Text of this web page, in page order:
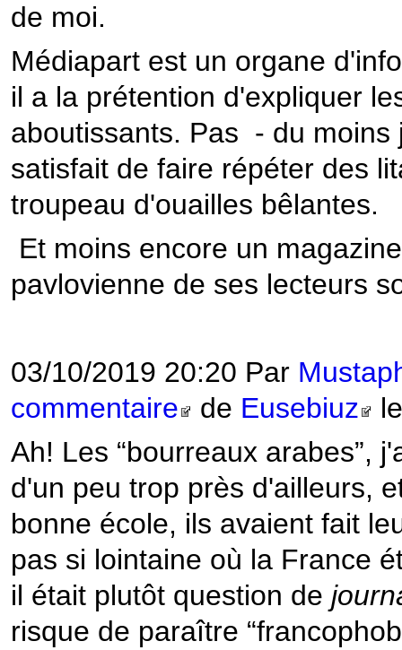
de moi.
Médiapart est un organe
il a la prétention d'expliquer
aboutissants. Pas - du moins
satisfait de faire répéter des
troupeau d'ouailles bêlantes.
Et moins encore un
pavlovienne de ses lecteurs
03/10/2019 20:20 Par
commentaire
de Eusebiuz
Ah! Les “bourreaux arabes”,
d'un peu trop près d'ailleurs,
bonne école, ils avaient fait
pas si lointaine où la France
il était plutôt question de
risque de paraître